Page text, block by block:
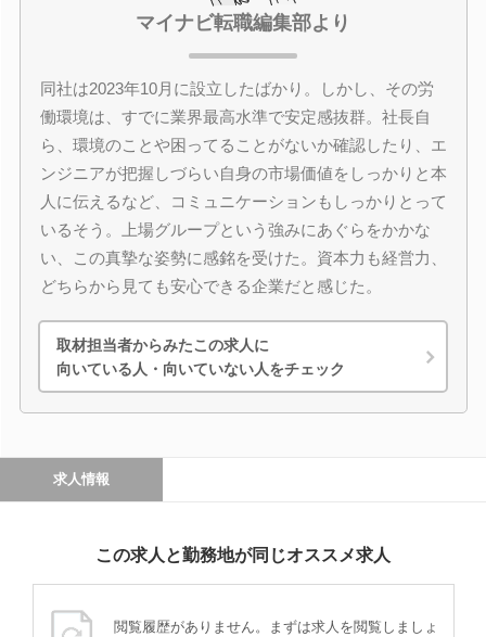
マイナビ転職編集部より
同社は2023年10月に設立したばかり。しかし、その労
働環境は、すでに業界最高水準で安定感抜群。社長自
ら、環境のことや困ってることがないか確認したり、エ
ンジニアが把握しづらい自身の市場価値をしっかりと本
人に伝えるなど、コミュニケーションもしっかりとって
いるそう。上場グループという強みにあぐらをかかな
い、この真摯な姿勢に感銘を受けた。資本力も経営力、
どちらから見ても安心できる企業だと感じた。
取材担当者からみたこの求人に
向いている人・向いていない人をチェック
求人情報
この求人と勤務地が同じオススメ求人
閲覧履歴がありません。まずは求人を閲覧しましょ